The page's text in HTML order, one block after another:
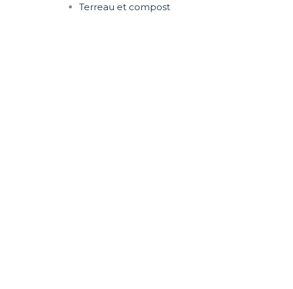
Terreau et compost